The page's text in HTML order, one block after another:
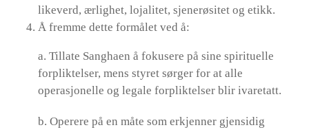
likeverd, ærlighet, lojalitet, sjenerøsitet og etikk.
Å fremme dette formålet ved å:
a. Tillate Sanghaen å fokusere på sine spirituelle
forpliktelser, mens styret sørger for at alle
operasjonelle og legale forpliktelser blir ivaretatt.
b. Operere på en måte som erkjenner gjensidig